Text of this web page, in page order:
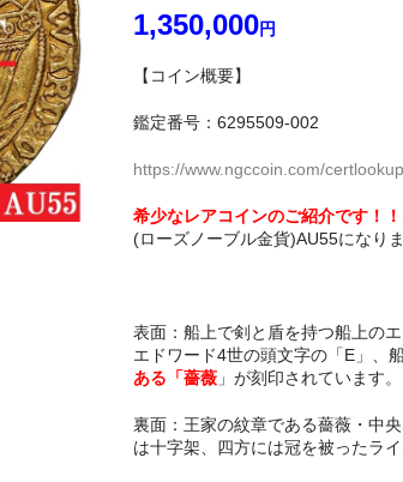
1,350,000円
【コイン概要】
鑑定番号：6295509-002
https://www.ngccoin.com/
希少なレアコインのご紹介です！！
(ローズノーブル金貨)AU55になりま
表面：船上で剣と盾を持つ船上の
エドワード4世の頭文字の「E」、
ある「薔薇」が刻印されています。
裏面：王家の紋章である薔薇・中
は十字架、四方には冠を被ったラ